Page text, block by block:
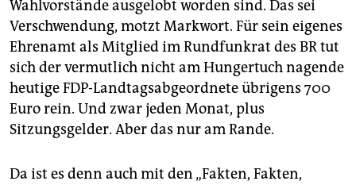
Wahlvorstände ausgelobt worden sind. Das sei
Verschwendung, motzt Markwort. Für sein eigenes
Ehrenamt als Mitglied im Rundfunkrat des BR tut
sich der vermutlich nicht am Hungertuch nagende
heutige FDP-Landtagsabgeordnete übrigens 700
Euro rein. Und zwar jeden Monat, plus
Sitzungsgelder. Aber das nur am Rande.
Da ist es denn auch mit den „Fakten, Fakten,